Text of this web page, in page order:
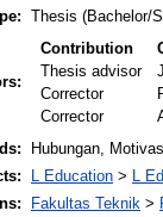
Thesis (Bachelor/
Contribution
Thesis advisor
Corrector
Corrector
Hubungan,
L Education > L
Fakultas Teknik >